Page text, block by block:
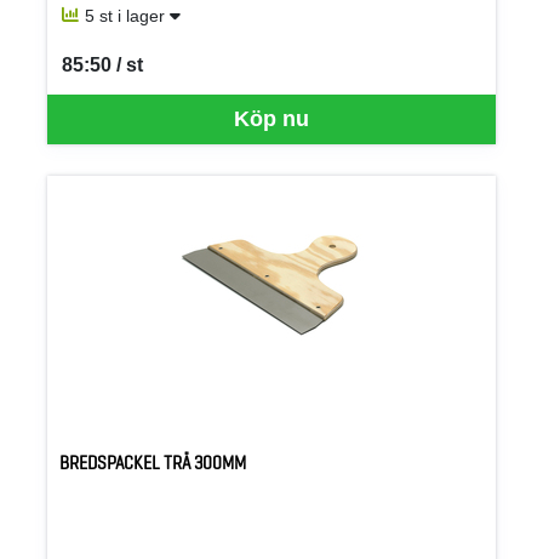
5 st i lager
Köp nu
85:50 / st
SEK per ST
BREDSPACKEL TRÄ 300MM